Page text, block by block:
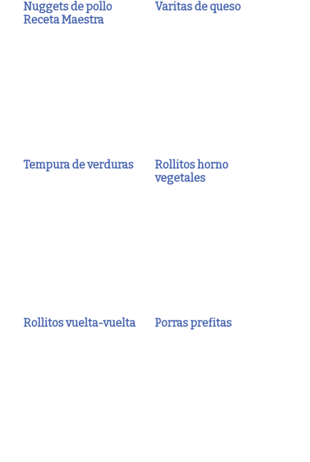
Nuggets de pollo
Receta Maestra
Varitas de queso
Tempura de verduras
Rollitos horno
vegetales
Rollitos vuelta-vuelta Porras prefitas